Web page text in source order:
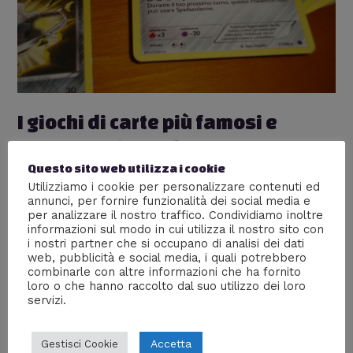
I giochi di carte più famosi e
praticati al mondo
Lascia un commento /Nerd World/ Di
Se c’è un passatempo che ha origini antiche e che,
nonostante il trascorrere dei secoli, continua ad
appassionare ed essere sempre uno degli svaghi
preferiti da ogni generazione è quello delle carte.
Arrivate in Europa intorno al XIV secolo, ma diffuse in
Cina già da almeno quattrocento anni, le carte
rappresentano da sempre il modo …
mondo
Leggi altro »
Questo sito web utilizza i cookie
Utilizziamo i cookie per personalizzare contenuti ed
annunci, per fornire funzionalità dei social media e
per analizzare il nostro traffico. Condividiamo inoltre
informazioni sul modo in cui utilizza il nostro sito con
i nostri partner che si occupano di analisi dei dati
web, pubblicità e social media, i quali potrebbero
combinarle con altre informazioni che ha fornito
loro o che hanno raccolto dal suo utilizzo dei loro
servizi.
Gestisci Cookie Accetta